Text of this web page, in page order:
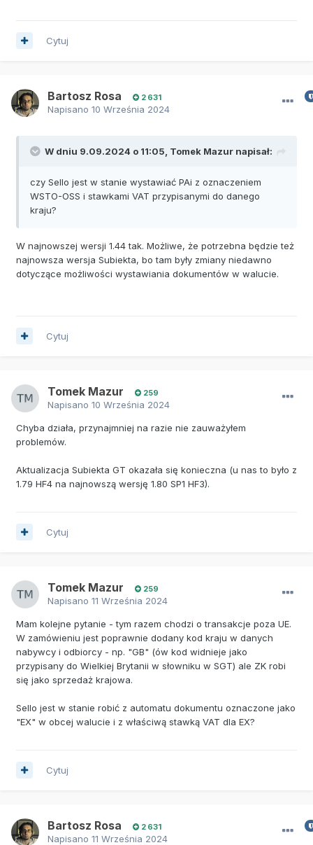
Cytuj
Bartosz Rosa 2 631
Napisano 10 Września 2024
W dniu 9.09.2024 o 11:05, Tomek Mazur napisał:
czy Sello jest w stanie wystawiać PAi z oznaczeniem
WSTO-OSS i stawkami VAT przypisanymi do danego
kraju?
W najnowszej wersji 1.44 tak. Możliwe, że potrzebna będzie też
najnowsza wersja Subiekta, bo tam były zmiany niedawno
dotyczące możliwości wystawiania dokumentów w walucie.
Cytuj
Tomek Mazur 259
Napisano 10 Września 2024
Chyba działa, przynajmniej na razie nie zauważyłem
problemów.
Aktualizacja Subiekta GT okazała się konieczna (u nas to było z
1.79 HF4 na najnowszą wersję 1.80 SP1 HF3).
Cytuj
Tomek Mazur 259
Napisano 11 Września 2024
Mam kolejne pytanie - tym razem chodzi o transakcje poza UE.
W zamówieniu jest poprawnie dodany kod kraju w danych
nabywcy i odbiorcy - np. "GB" (ów kod widnieje jako
przypisany do Wielkiej Brytanii w słowniku w SGT) ale ZK robi
się jako sprzedaż krajowa.
Sello jest w stanie robić z automatu dokumentu oznaczone jako
"EX" w obcej walucie i z właściwą stawką VAT dla EX?
Cytuj
Bartosz Rosa 2 631
Napisano 11 Września 2024